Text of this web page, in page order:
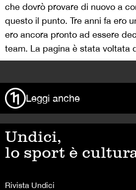
che dovrò provare di nuovo a
questo il punto. Tre anni fa ero
ero ancora pronto ad essere
team. La pagina è stata voltata
Leggi anche
Undici,
lo sport è
Rivista Undici